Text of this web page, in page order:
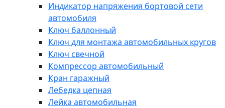
Индикатор напряжения бортовой сети
автомобиля
Ключ баллонный
Ключ для монтажа автомобильных кругов
Ключ свечной
Компрессор автомобильный
Кран гаражный
Лебедка цепная
Лейка автомобильная